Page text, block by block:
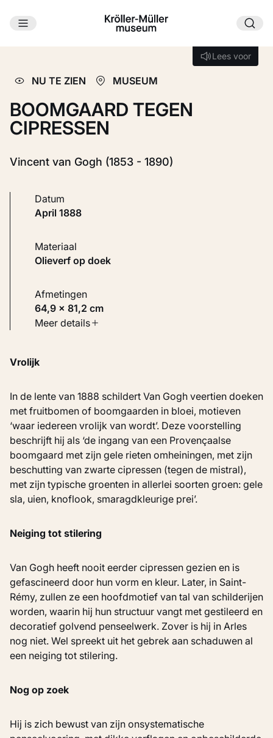
Ga naar hoofdinhoud
Lees voor
Lees voor
NU TE ZIEN MUSEUM
BOOMGAARD TEGEN
CIPRESSEN
Vincent van Gogh (1853 - 1890)
Datum
april 1888
Materiaal
Olieverf op doek
Afmetingen
64,9 × 81,2 cm
Soort werk
Meer details
Vrolijk
In de lente van 1888 schildert Van Gogh veertien doeken
met fruitbomen of boomgaarden in bloei, motieven
‘waar iedereen vrolijk van wordt’. Deze voorstelling
beschrijft hij als ‘de ingang van een Provençaalse
boomgaard met zijn gele rieten omheiningen, met zijn
beschutting van zwarte cipressen (tegen de mistral),
met zijn typische groenten in allerlei soorten groen: gele
sla, uien, knoflook, smaragdkleurige prei’.
Neiging tot stilering
Van Gogh heeft nooit eerder cipressen gezien en is
gefascineerd door hun vorm en kleur. Later, in Saint-
Rémy, zullen ze een hoofdmotief van tal van schilderijen
worden, waarin hij hun structuur vangt met gestileerd en
decoratief golvend penseelwerk. Zover is hij in Arles
nog niet. Wel spreekt uit het gebrek aan schaduwen al
een neiging tot stilering.
Nog op zoek
Hij is zich bewust van zijn onsystematische